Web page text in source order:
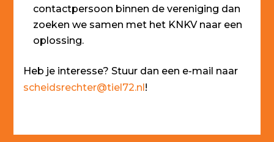
contactpersoon binnen de vereniging dan
zoeken we samen met het KNKV naar een
oplossing.
Heb je interesse? Stuur dan een e-mail naar
scheidsrechter@tiel72.nl !